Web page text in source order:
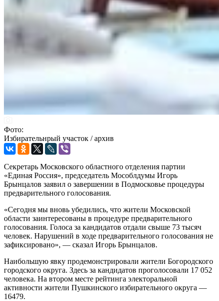
Фото:
Избирательнрый участок / архив
Секретарь Московского областного отделения партии
«Единая Россия», председатель Мособлдумы Игорь
Брынцалов заявил о завершении в Подмосковье процедуры
предварительного голосования.
«Сегодня мы вновь убедились, что жители Московской
области заинтересованы в процедуре предварительного
голосования. Голоса за кандидатов отдали свыше 73 тысяч
человек. Нарушений в ходе предварительного голосования не
зафиксировано», — сказал Игорь Брынцалов.
Наибольшую явку продемонстрировали жители Богородского
городского округа. Здесь за кандидатов проголосовали 17 052
человека. На втором месте рейтинга электоральной
активности жители Пушкинского избирательного округа —
16479.